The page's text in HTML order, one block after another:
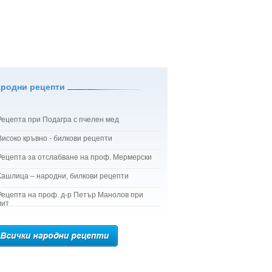
рецепти
при Подагра с пчелен мед
кръвно - билкови рецепти
за отслабване на проф. Мермерски
– народни, билкови рецепти
на проф. д-р Петър Манолов при